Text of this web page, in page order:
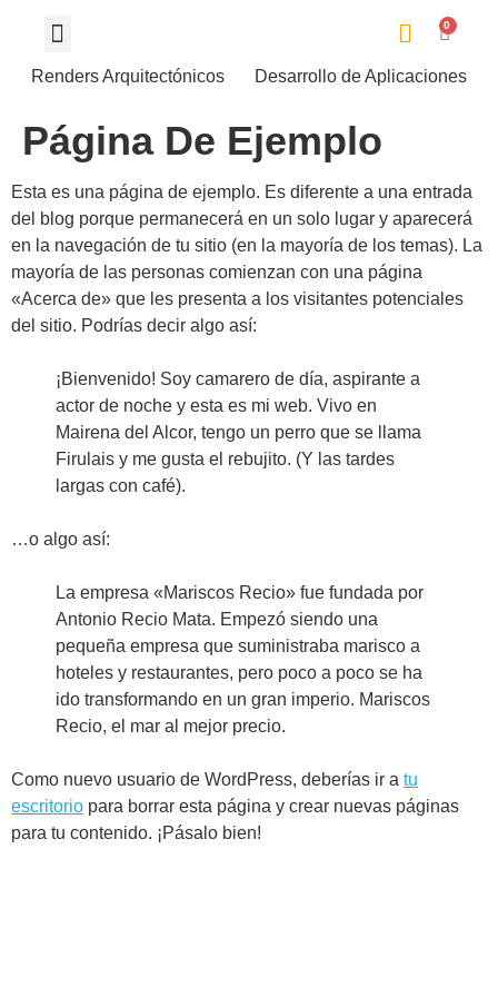
0
Renders Arquitectónicos Desarrollo de Aplicaciones
Página De Ejemplo
Esta es una página de ejemplo. Es diferente a una entrada
del blog porque permanecerá en un solo lugar y aparecerá
en la navegación de tu sitio (en la mayoría de los temas). La
mayoría de las personas comienzan con una página
«Acerca de» que les presenta a los visitantes potenciales
del sitio. Podrías decir algo así:
¡Bienvenido! Soy camarero de día, aspirante a
actor de noche y esta es mi web. Vivo en
Mairena del Alcor, tengo un perro que se llama
Firulais y me gusta el rebujito. (Y las tardes
largas con café).
…o algo así:
La empresa «Mariscos Recio» fue fundada por
Antonio Recio Mata. Empezó siendo una
pequeña empresa que suministraba marisco a
hoteles y restaurantes, pero poco a poco se ha
ido transformando en un gran imperio. Mariscos
Recio, el mar al mejor precio.
Como nuevo usuario de WordPress, deberías ir a tu
escritorio para borrar esta página y crear nuevas páginas
para tu contenido. ¡Pásalo bien!